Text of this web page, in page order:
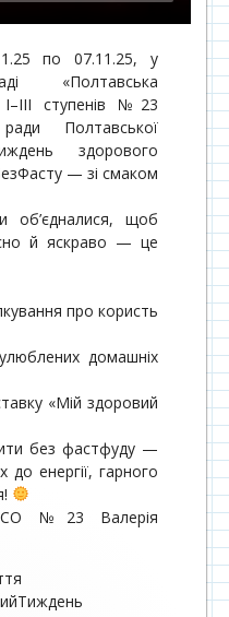
по 07.11.25, у
«Полтавська
ступенів №23
Полтавської
здорового
— зі смаком
об’єдналися, щоб
й яскраво — це
про користь
домашніх
«Мій здоровий
без фастфуду —
енергії, гарного
№23 Валерія